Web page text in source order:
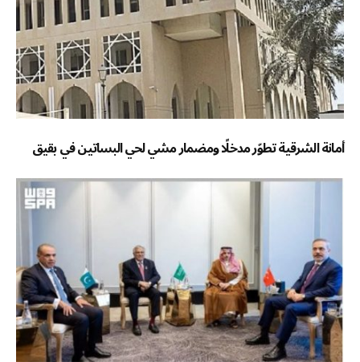
أمانة الشرقية تطوّر مدخلًا ومضمار مشي لحي البساتين في بقيق